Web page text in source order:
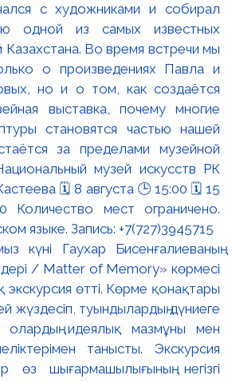
с художниками и собирал
одной из самых известных
Казахстана. Во время встречи мы
о произведениях Павла и
но и о том, как создаётся
выставка, почему многие
становятся частью нашей
за пределами музейной
музей искусств РК
🗓 8 августа 🕒 15:00 🗓 15
Количество мест ограничено.
языке. Запись: +7(727)3945715